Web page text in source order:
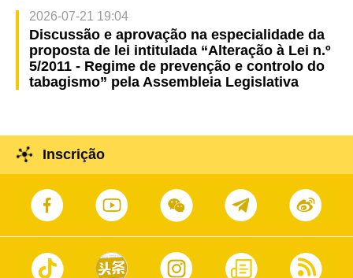
2026-07-21 19:04
Discussão e aprovação na especialidade da
proposta de lei intitulada “Alteração à Lei n.º
5/2011 - Regime de prevenção e controlo do
tabagismo” pela Assembleia Legislativa
Inscrição